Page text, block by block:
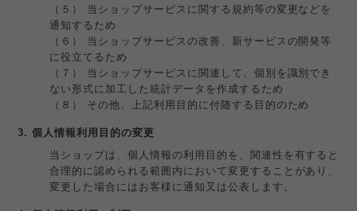
（５） 当ショップサービスに関する規約等の変更などを
通知するため
（６） 当ショップサービスの改善、新サービスの開発等
に役立てるため
（７） 当ショップサービスに関連して、個別を識別でき
ない形式に加工した統計データを作成するため
（８） その他、上記利用目的に付随する目的のため
3. 個人情報利用目的の変更
当ショップは、個人情報の利用目的を、関連性を有すると
合理的に認められる範囲内において変更することがあり、
変更した場合にはお客様に通知又は公表します。